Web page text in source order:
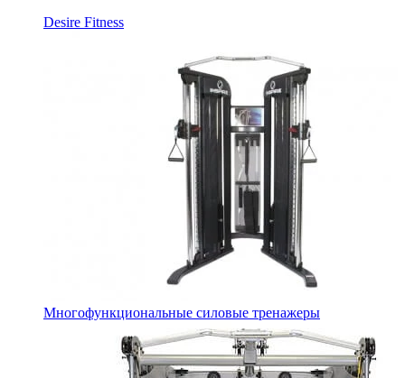
Desire Fitness
Многофункциональные силовые тренажеры